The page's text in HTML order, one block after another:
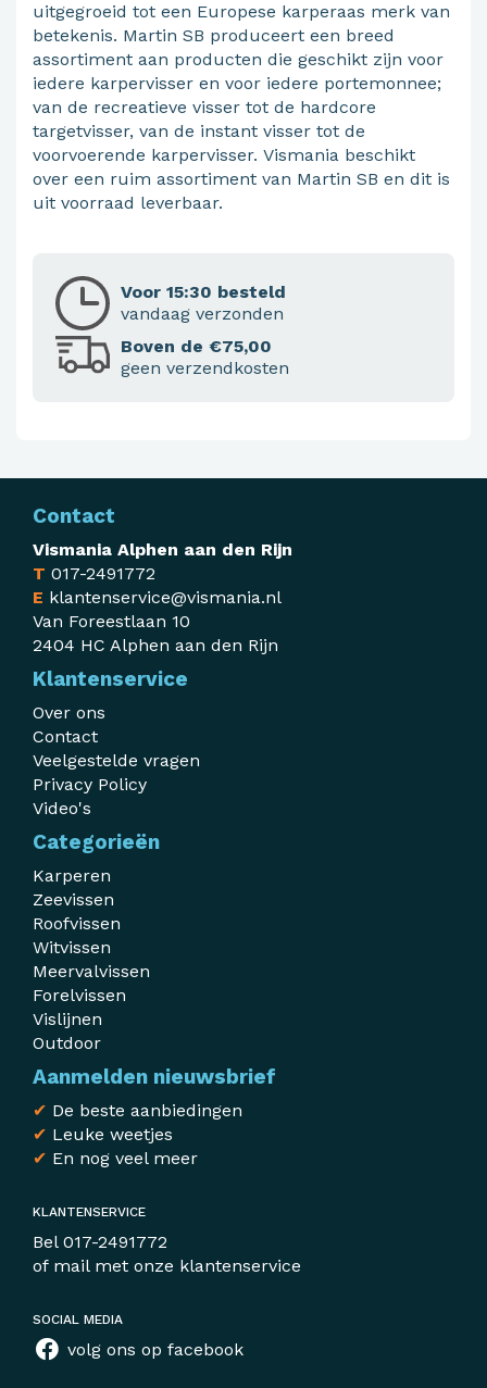
uitgegroeid tot een Europese karperaas merk van
betekenis. Martin SB produceert een breed
assortiment aan producten die geschikt zijn voor
iedere karpervisser en voor iedere portemonnee;
van de recreatieve visser tot de hardcore
targetvisser, van de instant visser tot de
voorvoerende karpervisser. Vismania beschikt
over een ruim assortiment van Martin SB en dit is
uit voorraad leverbaar.
Voor 15:30 besteld
vandaag verzonden
Boven de €75,00
geen verzendkosten
Contact
Vismania Alphen aan den Rijn
T 017-2491772
E klantenservice@vismania.nl
Van Foreestlaan 10
2404 HC Alphen aan den Rijn
Klantenservice
Over ons
Contact
Veelgestelde vragen
Privacy Policy
Video's
Categorieën
Karperen
Zeevissen
Roofvissen
Witvissen
Meervalvissen
Forelvissen
Vislijnen
Outdoor
Aanmelden nieuwsbrief
✔ De beste aanbiedingen
✔ Leuke weetjes
✔ En nog veel meer
KLANTENSERVICE
Bel 017-2491772
of mail met onze klantenservice
SOCIAL MEDIA
volg ons op facebook